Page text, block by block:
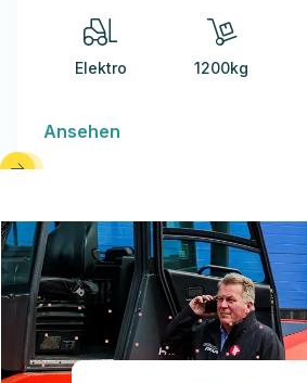
Elektro 1200kg
Ansehen